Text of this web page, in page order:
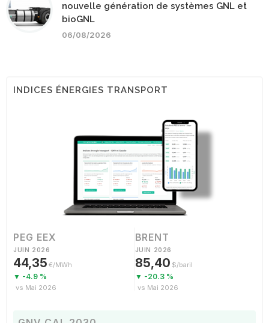
nouvelle génération de systèmes GNL et
bioGNL
06/08/2026
INDICES ÉNERGIES TRANSPORT
PEG EEX
JUIN 2026
44,35 €/MWh
▼ -4.9 %
vs Mai 2026
BRENT
JUIN 2026
85,40 $/baril
▼ -20.3 %
vs Mai 2026